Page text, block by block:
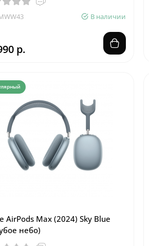
В наличии
р.
AirPods Max (2024) Sky Blue
небо)